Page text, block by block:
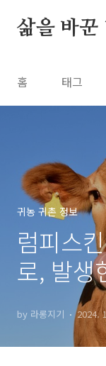
삶을 바꾼
홈 태그
귀농 귀촌 정보
럼피스
로, 발생
by 라롱지기 2024.